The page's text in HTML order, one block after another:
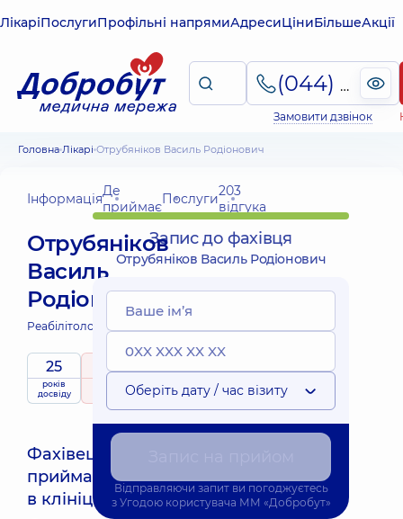
ЛікаріПослугиПрофільні напрямиАдресиЦіниБільшеАкції
(044) 495-2-888
Замовити дзвінок
Головна Лікарі Отрубяніков Василь Родіонович
ІнформаціяДе
приймаєПослуги203
відгука
Отрубяніков
Василь
Родіонович
Реабілітолог; Фізіотерапевт;
25
років
досвіду
5 / 5
рейтингна підставі
203 відгука
Фахівець
приймає
в клініці
Найближчий час прийому: Сьогодні о 08:30
Запис до фахівця
Отрубяніков Василь Родіонович
Оберіть дату / час візиту
Відправляючи запит ви погоджуєтесь
з Угодою користувача ММ «Добробут»